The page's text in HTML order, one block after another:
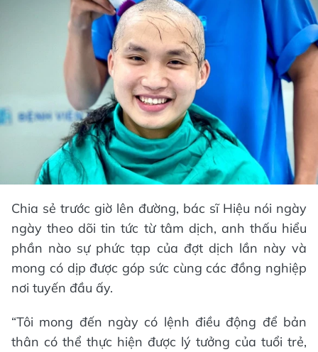
Chia sẻ trước giờ lên đường, bác sĩ Hiệu nói ngày
ngày theo dõi tin tức từ tâm dịch, anh thấu hiểu
phần nào sự phức tạp của đợt dịch lần này và
mong có dịp được góp sức cùng các đồng nghiệp
nơi tuyến đầu ấy.
“Tôi mong đến ngày có lệnh điều động để bản
thân có thể thực hiện được lý tưởng của tuổi trẻ,